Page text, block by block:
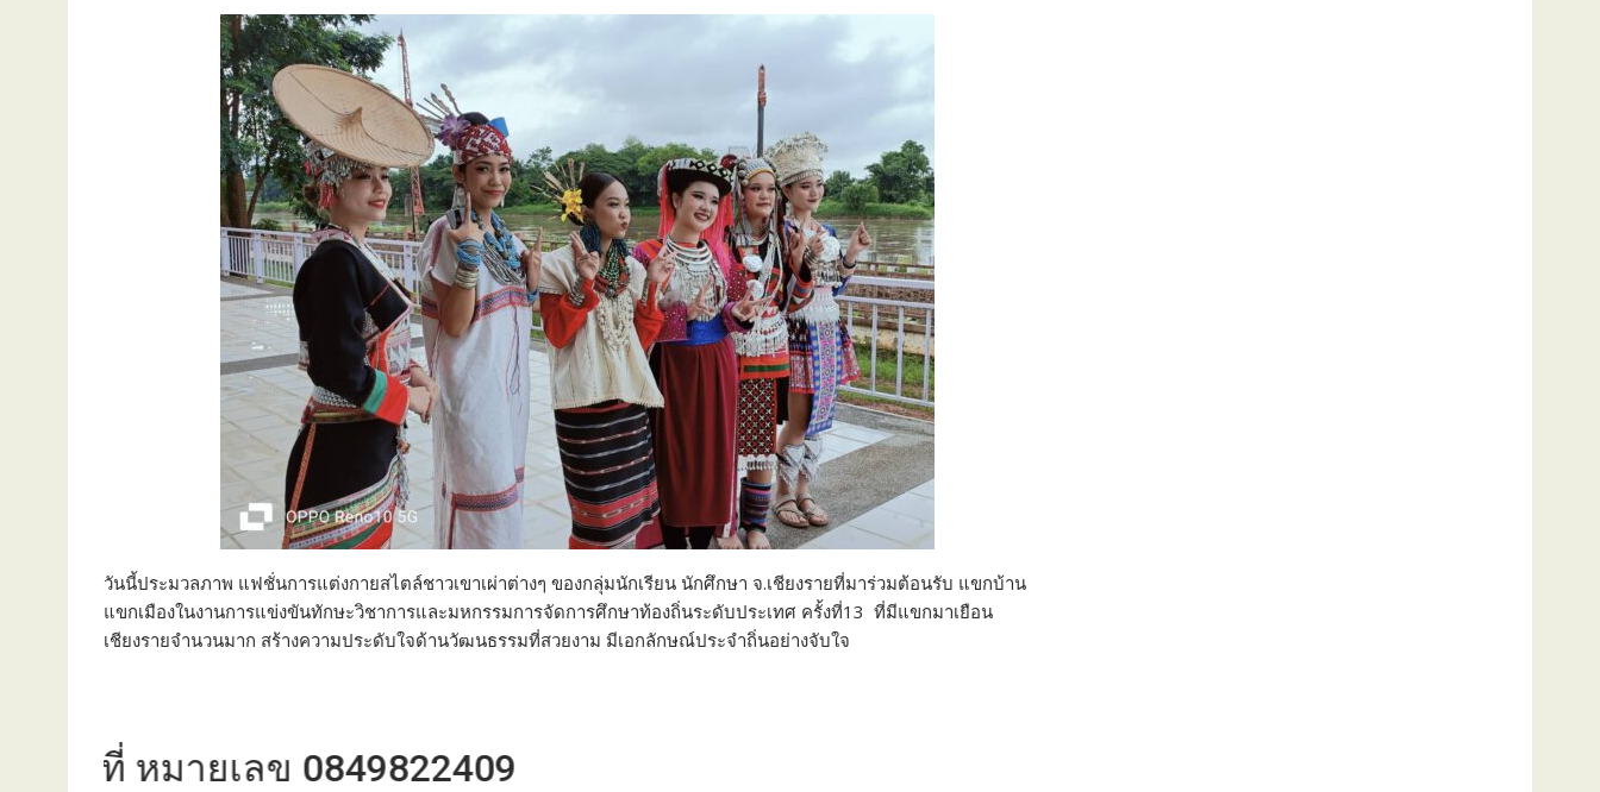
วันนี้ประมวลภาพ แฟชั่นการแต่งกายสไตล์ชาวเขาเผ่าต่างๆ ของกลุ่มนักเรียน นักศึกษา จ.เชียงรายที่มาร่วมต้อนรับ แขกบ้าน
แขกเมืองในงานการแข่งขันทักษะวิชาการและมหกรรมการจัดการศึกษาท้องถิ่นระดับประเทศ ครั้งที่13 ที่มีแขกมาเยือน
เชียงรายจำนวนมาก สร้างความประดับใจด้านวัฒนธรรมที่สวยงาม มีเอกลักษณ์ประจำถิ่นอย่างจับใจ
หมายเลข 0849822409